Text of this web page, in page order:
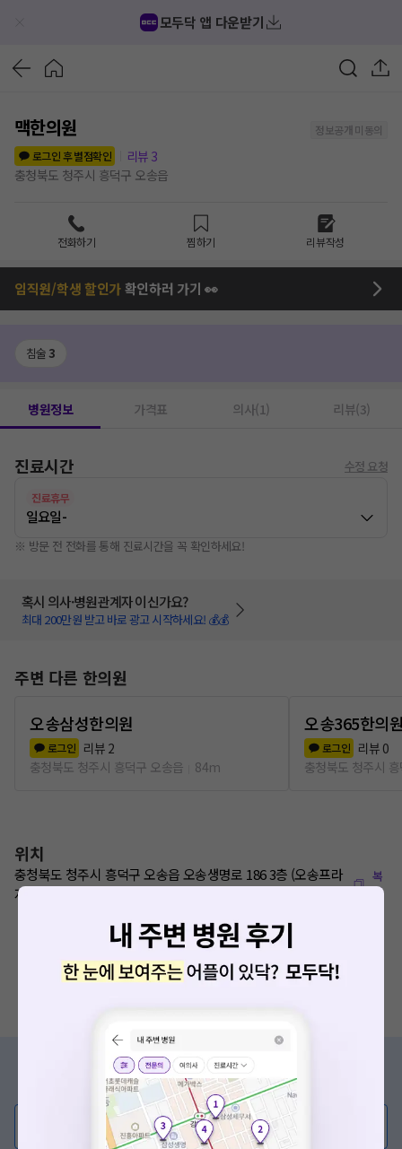
모두닥 앱 다운받기
맥한의원
정보공개 미동의
로그인 후 별점확인
리뷰 3
충청북도 청주시 흥덕구 오송읍
전화하기 찜하기 리뷰작성
임직원/학생 할인가확인하러 가기 👀
침술3
병원정보 가격표 의사(1) 리뷰(3)
진료시간 수정 요청
진료휴무
일요일-
※ 방문 전 전화를 통해 진료시간을 꼭 확인하세요!
혹시 의사·병원관계자 이신가요?
최대 200만원 받고 바로 광고 시작하세요! 💰💰
주변 다른 한의원
오송삼성한의원
로그인 리뷰 2
충청북도 청주시 흥덕구 오송읍
84m
오송365한의
로그인 리뷰 0
충청북도 청주시
위치
충청북도 청주시 흥덕구 오송읍 오송생명로 186 3층 (오송프라
자)
복
사
증상/치료, 궁금한 점이 있나요?
의사가 직접 답해드려요!
💬 무엇이든 물어보세요